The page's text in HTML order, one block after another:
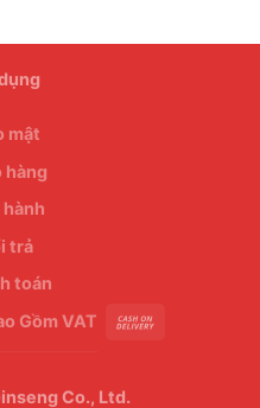
mật
hàng
hành
trả
toán
Gồm VAT
Co., Ltd.